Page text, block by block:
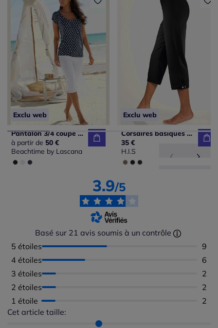
Exclu web
Pantalon 3/4 coupe 5 poches avec petites fentes
à partir de 50 €
Beachtime by Lascana
Exclu web
Corsaires basiques avec ceinture douce et boutons ajustables
35 €
H.I.S
3.9/5
Basé sur 21 avis soumis à un contrôle
5 étoiles
9
4 étoiles
6
3 étoiles
2
2 étoiles
2
1 étoile
2
Cet article taille:
Répartition du taillant selon les avis clients
Taille normalement : 89%